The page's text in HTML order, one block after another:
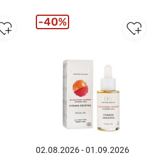
02.08.2026 - 01.09.2026
40%